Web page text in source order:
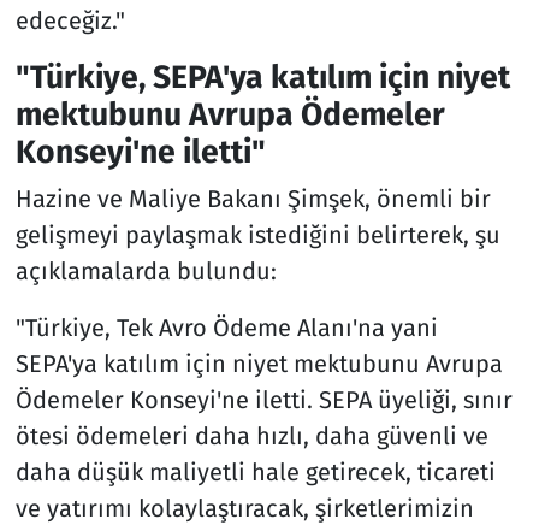
edeceğiz."
"Türkiye, SEPA'ya katılım için niyet
mektubunu Avrupa Ödemeler
Konseyi'ne iletti"
Hazine ve Maliye Bakanı Şimşek, önemli bir
gelişmeyi paylaşmak istediğini belirterek, şu
açıklamalarda bulundu:
"Türkiye, Tek Avro Ödeme Alanı'na yani
SEPA'ya katılım için niyet mektubunu Avrupa
Ödemeler Konseyi'ne iletti. SEPA üyeliği, sınır
ötesi ödemeleri daha hızlı, daha güvenli ve
daha düşük maliyetli hale getirecek, ticareti
ve yatırımı kolaylaştıracak, şirketlerimizin